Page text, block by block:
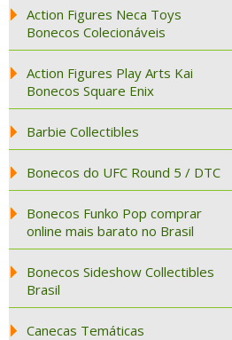
Action Figures Neca Toys
Bonecos Colecionáveis
Action Figures Play Arts Kai
Bonecos Square Enix
Barbie Collectibles
Bonecos do UFC Round 5 / DTC
Bonecos Funko Pop comprar
online mais barato no Brasil
Bonecos Sideshow Collectibles
Brasil
Canecas Temáticas